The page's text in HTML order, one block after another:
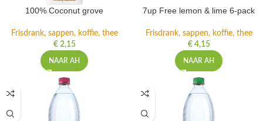
100% Coconut grove
Frisdrank, sappen, koffie, thee
€2,15
NAAR AH
7up Free lemon & lime 6-pack
Frisdrank, sappen, koffie, thee
€4,15
NAAR AH